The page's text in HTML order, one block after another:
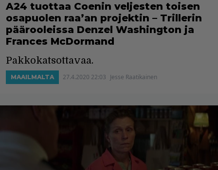
A24 tuottaa Coenin veljesten toisen
osapuolen raa’an projektin – Trillerin
päärooleissa Denzel Washington ja
Frances McDormand
Pakkokatsottavaa.
MAAILMALTA 27.4.2020 22:03 Jesse Raatikainen